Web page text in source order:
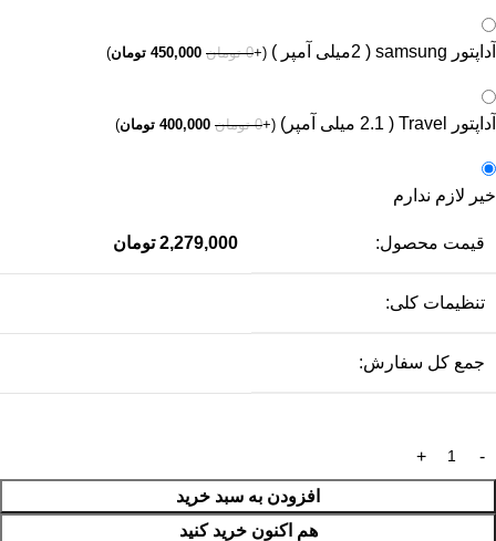
آداپتور samsung ( 2میلی آمپر ) (
+
0 تومان 450,000 تومان)
آداپتور Travel ( 2.1 میلی آمپر) (
+
0 تومان 400,000 تومان)
خیر لازم ندارم
قیمت محصول: 2,279,000 تومان
تنظیمات کلی:
جمع کل سفارش:
افزودن به سبد خرید
هم اکنون خرید کنید